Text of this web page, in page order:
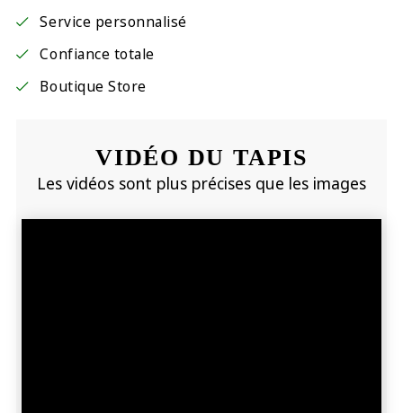
Service personnalisé
Confiance totale
Boutique Store
VIDÉO DU TAPIS
Les vidéos sont plus précises que les images